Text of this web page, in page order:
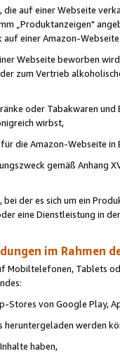
auf einer Webseite
„Produktanzeigen"
auf einer Amazon-
Webseite beworben
zum Vertrieb
oder Tabakwaren
wirbst,
die Amazon-Webseite in
gemäß Anhang
der es sich um ein
eine Dienstleistung in
im Rahmen
Mobiltelefonen, Tablets
Stores von Google Play,
heruntergeladen werden
haben,